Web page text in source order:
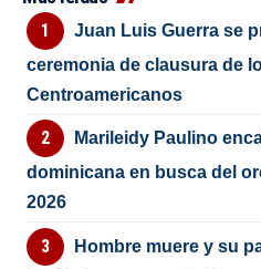
Juan Luis Guerra se
ceremonia de clausura de
Centroamericanos
Marileidy Paulino
dominicana en busca del
2026
Hombre muere y su